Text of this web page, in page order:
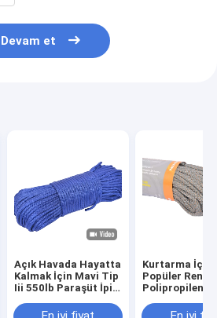
Devam et
Açık Havada Hayatta
Kalmak İçin Mavi Tip
Iii 550lb Paraşüt İpi
Kurtarma İçin
Popüler
Polipropilen